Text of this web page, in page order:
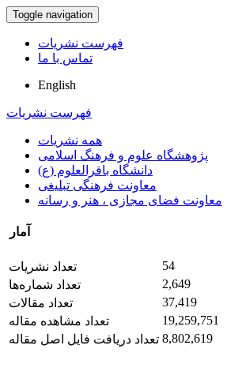
Toggle navigation
فهرست نشریات
تماس با ما
English
فهرست نشریات
همه نشریات
پژوهشگاه علوم و فرهنگ اسلامی
دانشگاه باقرالعلوم (ع)
معاونت فرهنگی تبلیغی
معاونت فضای مجازی ، هنر و رسانه
آمار
تعداد نشریات
54
تعداد شماره‌ها
2,649
تعداد مقالات
37,419
تعداد مشاهده مقاله
19,259,751
تعداد دریافت فایل اصل مقاله 8,802,619